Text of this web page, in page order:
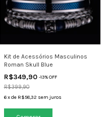
Kit de Acessórios Masculinos
Roman Skull Blue
R$349,90 -13% OFF
R$399,90
6 xde R$58,32 sem juros